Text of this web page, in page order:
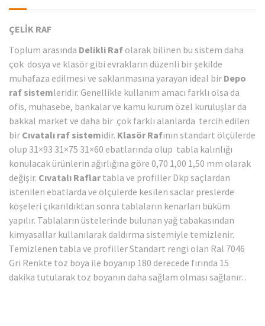
ÇELİK RAF
Toplum arasında Delikli Raf olarak bilinen bu sistem daha
çok dosya ve klasör gibi evrakların düzenli bir şekilde
muhafaza edilmesi ve saklanmasına yarayan ideal bir Depo
raf sistemleridir. Genellikle kullanım amacı farklı olsa da
ofis, muhasebe, bankalar ve kamu kurum özel kuruluşlar da
bakkal market ve daha bir çok farklı alanlarda tercih edilen
bir Cıvatalı raf sistemidir. Klasör Rafının standart ölçülerde
olup 31×93 31×75 31×60 ebatlarında olup tabla kalınlığı
konulacak ürünlerin ağırlığına göre 0,70 1,00 1,50 mm olarak
değişir. Cıvatalı Raflartabla ve profiller Dkp saçlardan
istenilen ebatlarda ve ölçülerde kesilen saclar preslerde
köşeleri çıkarıldıktan sonra tablaların kenarları büküm
yapılır. Tablaların üstelerinde bulunan yağ tabakasından
kimyasallar kullanılarak daldırma sistemiyle temizlenir.
Temizlenen tabla ve profiller Standart rengi olan Ral 7046
Gri Renkte toz boya ile boyanıp 180 derecede fırında 15
dakika tutularak toz boyanın daha sağlam olması sağlanır. .